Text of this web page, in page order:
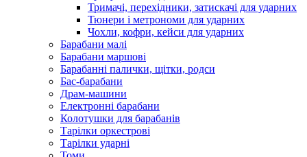
Тримачі, перехідники, затискачі для ударних
Тюнери і метрономи для ударних
Чохли, кофри, кейси для ударних
Барабани малі
Барабани маршові
Барабанні палички, щітки, родси
Бас-барабани
Драм-машини
Електронні барабани
Колотушки для барабанів
Тарілки оркестрові
Тарілки ударні